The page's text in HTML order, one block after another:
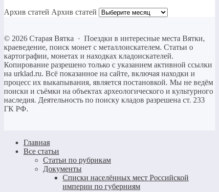
Архив статей Архив статей
© 2026 Старая Вятка · Поездки в интересные места Вятки,
краеведение, поиск монет с металлоискателем. Статьи о
картографии, монетах и находках кладоискателей.
Копирование разрешено только c указанием активной ссылки
на urklad.ru. Всё показанное на сайте, включая находки и
процесс их выкапывания, является постановкой. Мы не ведём
поиски и съёмки на объектах археологического и культурного
наследия. Деятельность по поиску кладов разрешена ст. 233
ГК РФ.
Главная
Все статьи
Статьи по рубрикам
Документы
Списки населённых мест Российской
империи по губерниям